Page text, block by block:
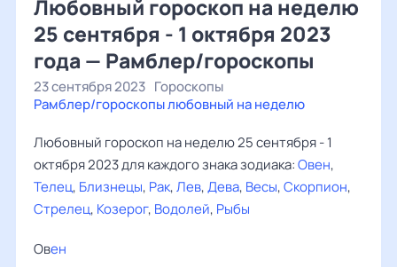
Любовный гороскоп на неделю
25 сентября - 1 октября 2023
года — Рамблер/гороскопы
23 сентября 2023 Гороскопы
Рамблер/гороскопы любовный на неделю
Любовный гороскоп на неделю 25 сентября - 1
октября 2023 для каждого знака зодиака:Овен,
Телец, Близнецы, Рак,Лев,Дева, Весы,Скорпион,
Стрелец, Козерог, Водолей, Рыбы
Овен ‌